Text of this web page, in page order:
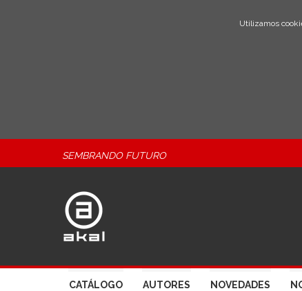
Utilizamos
SEMBRANDO FUTURO
CATÁLOGO AUTORES NOVEDADES